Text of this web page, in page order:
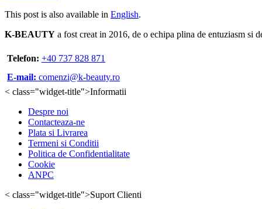
This post is also available in English.
K-BEAUTY a fost creat in 2016, de o echipa plina de entuziasm si
Telefon: +40 737 828 871
E-mail: comenzi@k-beauty.ro
< class="widget-title">Informatii
Despre noi
Contacteaza-ne
Plata si Livrarea
Termeni si Conditii
Politica de Confidentialitate
Cookie
ANPC
< class="widget-title">Suport Clienti